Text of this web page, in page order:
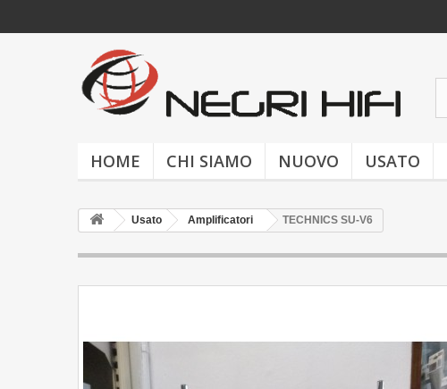
HOME CHI SIAMO NUOVO USATO
Usato Amplificatori TECHNICS SU-V6